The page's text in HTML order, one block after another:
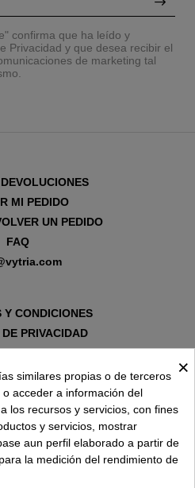
confirma que ha leído y
Privacidad y que desea recibir el
de marketing tal
MI PEDIDO
UN PEDIDO
FAQ
Y CONDICIONES
PRIVACIDAD
LEGAL
DE COOKIES
VYTRIA
×
similares propias o de terceros
acceder a información del
los recursos y servicios, con fines
y servicios, mostrar
aun perfil elaborado a partir de
la medición del rendimiento de